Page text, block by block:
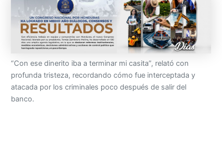
“Con ese dinerito iba a terminar mi casita”, relató con
profunda tristeza, recordando cómo fue interceptada y
atacada por los criminales poco después de salir del
banco.